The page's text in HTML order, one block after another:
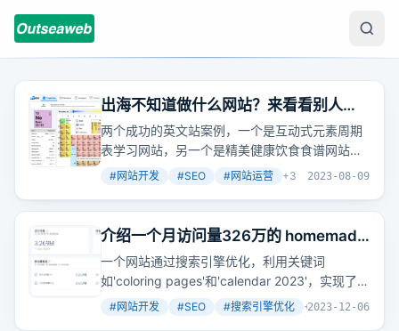
出海不知道做什么网站？来看看别人的
成功案例
两个成功的英文站案例，一个是互动式元素周期
表学习网站，另一个是精美健康饮食食谱网站，
它们都通过满足用户需求和搜索引擎优化获得可
#网站开发 #SEO #网站运营 +3 2023-08-09
介绍一个月访问量326万的 homemade
网站，以及更多其它相似网站
一个网站通过搜索引擎优化，利用关键词
如'coloring pages'和'calendar 2023'，实现了月
访问量326万的惊人成绩。这不仅展示了搜索引
#网站开发 #SEO #搜索引擎优化 +2
2023-12-06